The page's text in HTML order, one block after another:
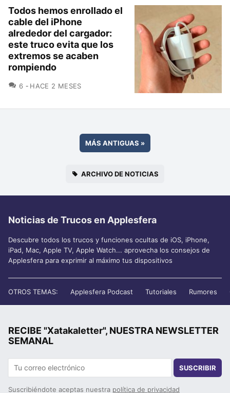
Todos hemos enrollado el
cable del iPhone
alrededor del cargador:
este truco evita que los
extremos se acaben
rompiendo
6 COMENTARIOS
HACE 2 MESES
MÁS ANTIGUAS »
ARCHIVO DE NOTICIAS
Noticias de Trucos en Applesfera
Descubre todos los trucos y funciones ocultas de iOS, iPhone,
iPad, Mac, Apple TV, Apple Watch... aprovecha los consejos de
Applesfera para exprimir al máximo tus dispositivos
OTROS TEMAS: Applesfera Podcast Tutoriales Rumores
RECIBE "Xatakaletter", NUESTRA NEWSLETTER
SEMANAL
SUSCRIBIR
Suscribiéndote aceptas nuestra política de privacidad